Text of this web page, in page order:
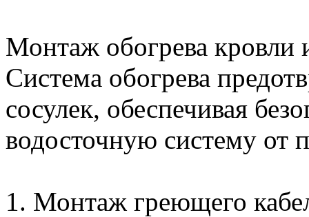
Монтаж обогрева кровли
Система обогрева
сосулек, обеспечивая
водосточную систему от
1. Монтаж греющего